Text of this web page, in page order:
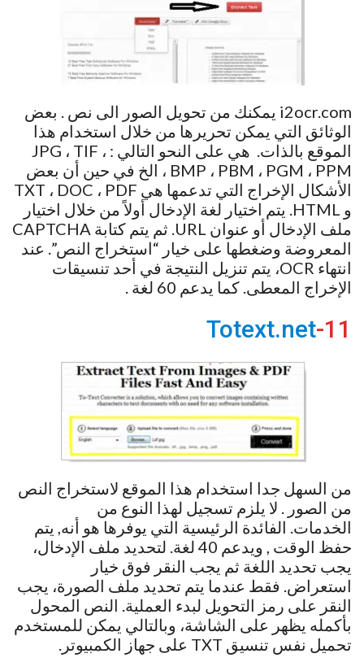
i2ocr.com يمكنك من تحويل الصور الى نص . بعض
الوثائق التي يمكن تحريرها من خلال استخدام هذا
الموقع بالذات. هي على النحو التالي : JPG ، TIF ،
BMP ، PBM ، PGM ، PPM ، الخ في حين أن بعض
الأشكال الإخراج التي تدعمها هي TXT ، DOC ، PDF
و HTML. يتم اختيار لغة الإدخال أولاً من خلال اختيار
ملف الإدخال أو عنوان URL. ثم يتم كتابة CAPTCHA
المعروضة وضغطها على خيار “استخراج النص”. عند
انتهاء OCR، يتم تنزيل النتيجة في أحد تنسيقات
الإخراج المعطى. كما يدعم 60 لغة .
11-
Totext.net
من السهل جدا استخدام هذا الموقع لاستخراج النص
من الصور . لا يلزم تسجيل لهذا النوع من
الخدمات. الفائدة الرئيسية التي يوفرها هو أنه, يتم
حفظ الوقت , ويدعم 40 لغة. لتحديد ملف الإدخال،
يجب تحديد اللغة ثم يجب النقر فوق خيار
استعراض. فقط عندما يتم تحديد ملف الصورة، يجب
النقر على رمز التحويل لبدء العملية. النص المحول
بأكمله يظهر على الشاشة، وبالتالي يمكن للمستخدم
تحميل نفس تنسيق TXT على جهاز الكمبيوتر.